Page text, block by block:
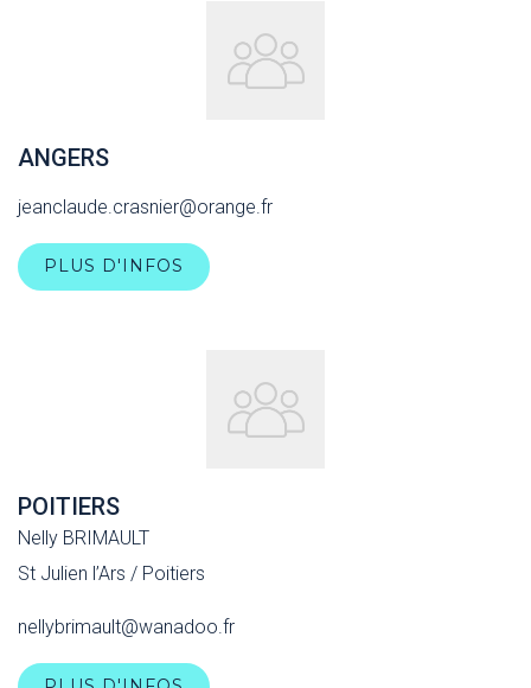
ANGERS
jeanclaude.crasnier@orange.fr
PLUS D'INFOS
POITIERS
Nelly BRIMAULT
St Julien l’Ars / Poitiers
nellybrimault@wanadoo.fr